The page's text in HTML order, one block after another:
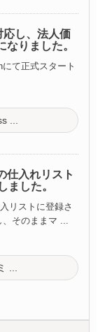
し、法人価
りました。
て正式スタート
...
仕入れリスト
ました。
リストに登録さ
そのままマ ...
...